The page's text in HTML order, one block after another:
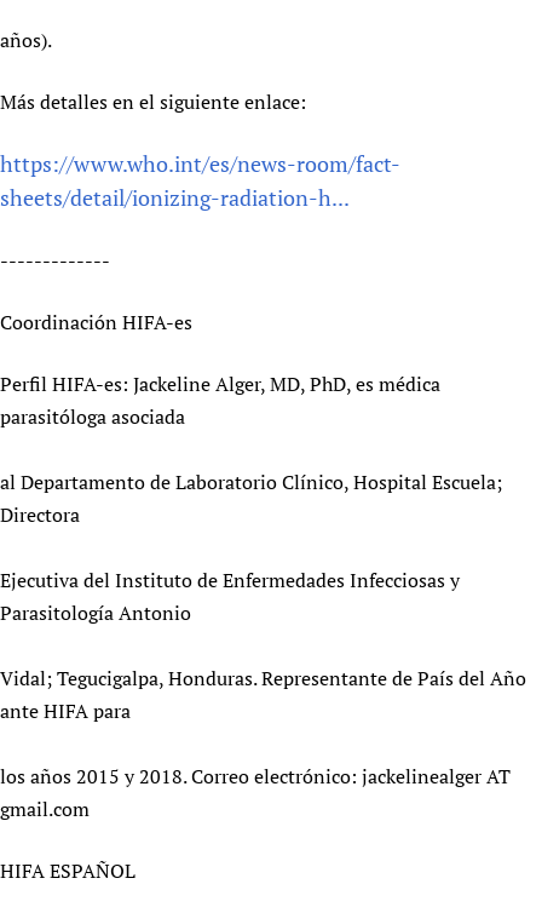
años).
Más detalles en el siguiente enlace:
https://www.who.int/es/news-room/fact-
sheets/detail/ionizing-radiation-h...
-------------
Coordinación HIFA-es
Perfil HIFA-es: Jackeline Alger, MD, PhD, es médica
parasitóloga asociada
al Departamento de Laboratorio Clínico, Hospital Escuela;
Directora
Ejecutiva del Instituto de Enfermedades Infecciosas y
Parasitología Antonio
Vidal; Tegucigalpa, Honduras. Representante de País del Año
ante HIFA para
los años 2015 y 2018. Correo electrónico: jackelinealger AT
gmail.com
HIFA ESPAÑOL